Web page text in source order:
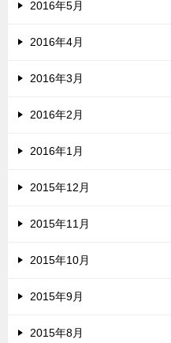
2016年5月
2016年4月
2016年3月
2016年2月
2016年1月
2015年12月
2015年11月
2015年10月
2015年9月
2015年8月